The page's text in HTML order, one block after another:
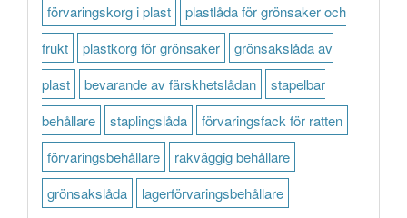
förvaringskorg i plast
plastlåda för grönsaker och
frukt
plastkorg för grönsaker
grönsakslåda av
plast
bevarande av färskhetslådan
stapelbar
behållare
staplingslåda
förvaringsfack för ratten
förvaringsbehållare
rakväggig behållare
grönsakslåda
lagerförvaringsbehållare